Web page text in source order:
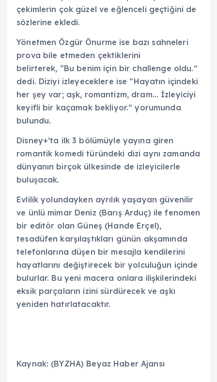
çekimlerin çok güzel ve eğlenceli geçtiğini de
sözlerine ekledi.
Yönetmen Özgür Önurme ise bazı sahneleri
prova bile etmeden çektiklerini
belirterek, “Bu benim için bir challenge oldu.”
dedi. Diziyi izleyeceklere ise “Hayatın içindeki
her şey var; aşk, romantizm, dram… İzleyiciyi
keyifli bir kaçamak bekliyor.” yorumunda
bulundu.
Disney+’ta ilk 3 bölümüyle yayına giren
romantik komedi türündeki dizi aynı zamanda
dünyanın birçok ülkesinde de izleyicilerle
buluşacak.
Evlilik yolundayken ayrılık yaşayan güvenilir
ve ünlü mimar Deniz (Barış Arduç) ile fenomen
bir editör olan Güneş (Hande Erçel),
tesadüfen karşılaştıkları günün akşamında
telefonlarına düşen bir mesajla kendilerini
hayatlarını değiştirecek bir yolculuğun içinde
bulurlar. Bu yeni macera onlara ilişkilerindeki
eksik parçaların izini sürdürecek ve aşkı
yeniden hatırlatacaktır.
Kaynak: (BYZHA) Beyaz Haber Ajansı